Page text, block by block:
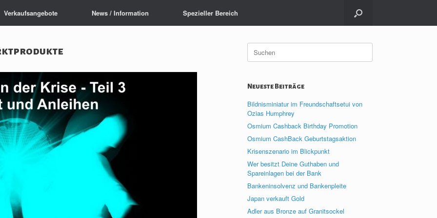
Verkaufsangebote News / Information Spezieller Bereich
Suche
nach:
Neueste Beiträge
Bildnisminiatur im Freundschaftsetui von
Ozias Humphrey
Osmium Cashback Birthday Promotion
Osmium CashBack Geburtstagsaktion
Krisenszenario im Blickpunkt
Wer besitzt Deine Guthaben und
Spareinlagen bei der Bank
Bankeninsolvenz und Bankenpleite
Japan verkauft Gold
Adler aus Bronze auf Granitsockel